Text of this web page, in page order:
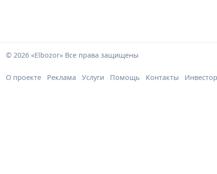
© 2026 «Elbozor» Все права защищены
О проекте Реклама Услуги Помощь Контакты